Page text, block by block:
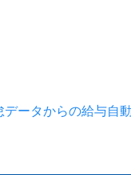
ータからの給与自